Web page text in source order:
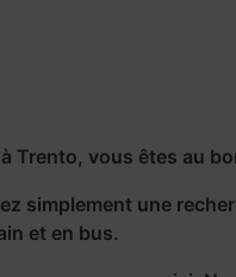
Trento, vous êtes au
simplement une
et en bus.